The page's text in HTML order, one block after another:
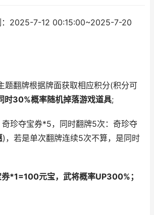
2025-7-12 00:15:00~2025-7-20
翻牌根据牌面获取相应积分(积分可
时30%概率随机掉落游戏道具;
珍夺宝券*5，同时翻牌5次：奇珍夺
)，若是单次翻牌连续5次不算，是同时
*1=100元宝，武将概率UP300%；